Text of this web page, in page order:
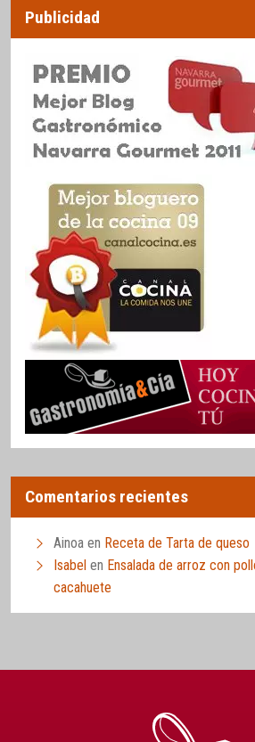
Publicidad
Comentarios recientes
Ainoa en Receta de Tarta de queso
Isabel en Ensalada de arroz con
cacahuete